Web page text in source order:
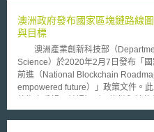
供應鏈資訊以解決上述問題。在此
早期半導體短缺進行回報，惟個別產
性，對此，EC成立了歐盟半導體專
Expert Group, ESEG），協助收集
除將其用於建立風險評估外，亦彙
員國。 若資訊收集完成後，ESEG或EC察覺歐盟確實有發生半導體供應鏈
崩潰的危險，EC將召開特別委員會
procurement），或與第三國進行合
澳洲政府發布國家區塊鏈路線
與目標
澳洲產業創新科技部（
Science）於2020年2月7日發布「
前進（National Blockchain
empowered future）」政策文件。
促進經濟成長、減少商業成本與提